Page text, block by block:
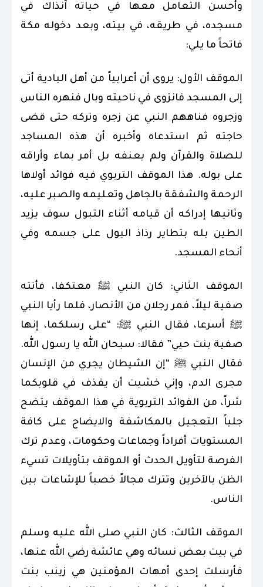
وأحسن التعامل معها في حياته آنذاك في
مسجده، في طريقه، في بيته، وبعد دخوله مكة
فاتحاً ما يلي:
الموقف الأول: يروى أن أعرابياً من أهل البادية أتى
إلى المسجد فانزوى في ناحيته وبال فنهره الناس
وزجروه فناههم النبي عن زجره وتركه حتى قضى
حاجته ثم استدعاه وأخبره أن هذه المساجد
للصلاة والقرآن ولم يعنفه بل أمر بماء وأراقه
على بوله. هذا الموقف التربوي فيه فوائد أولاها
الرحمة والشفقة بالجاهل وتعليمه والصبر عليه،
وثانيها إدراكه أن قيامه أثناء التبول سوف يزيد
الطين بله بتطاير رذاذ البول على جسمه وفي
أنحاء المسجد.
الموقف الثاني: كان النبي ﷺ معتكفا، فأتته
صفية ليلاً، فمر رجلان من الأنصار، فلما رأيا النبي
ﷺ أسرعا، فقال النبي ﷺ: “على رسلكما، إنها
صفية بنت حيي” فقالا: سبحان الله يا رسول الله.
فقال النبي ﷺ “إن الشيطان يجري من الإنسان
مجرى الدم، وإني خشيت أن يقذف في قلوبكما
شراً، من الفوائد التربوية في هذا الموقف يتضح
جلياً التعجيل بالمكاشفة والايضاح على كافة
المستويات أفراداً وجماعات وحكومات، وعدم ترك
الفرصة لتأويل الحدث أو الموقف بتأويلات تسيء
الظن بالآخرين وتترك مجالاً خصباً للإشاعات بين
الناس.
الموقف الثالث: كان النبي صلى الله عليه وسلم
في بيت بعض نسائه وهي عائشة رضي الله عنها،
فأرسلت إحدى أمهات المؤمنين هي زينب بنت